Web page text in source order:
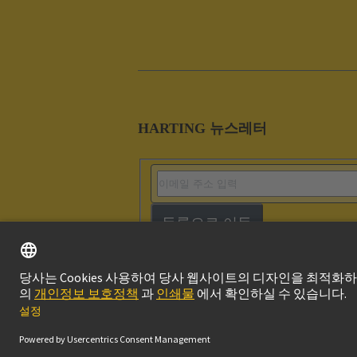
HARTING 뉴스레터
등록으로 이동